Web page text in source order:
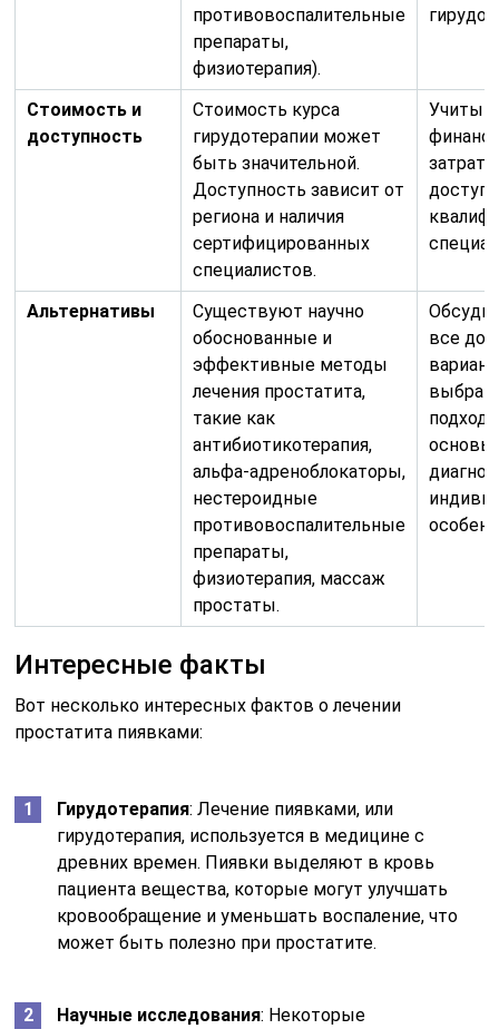
противовоспалительные
препараты,
физиотерапия).
Стоимость и
доступность
Стоимость курса
гирудотерапии может
быть значительной.
Доступность зависит от
региона и наличия
сертифицированных
специалистов.
Альтернативы
Существуют научно
обоснованные и
эффективные методы
лечения простатита,
такие как
антибиотикотерапия,
альфа-адреноблокаторы,
нестероидные
противовоспалительные
препараты,
физиотерапия, массаж
простаты.
все
Интересные факты
Вот несколько интересных фактов о лечении
простатита пиявками:
Гирудотерапия: Лечение пиявками, или
гирудотерапия, используется в медицине с
древних времен. Пиявки выделяют в кровь
пациента вещества, которые могут улучшать
кровообращение и уменьшать воспаление, что
может быть полезно при простатите.
Научные исследования: Некоторые